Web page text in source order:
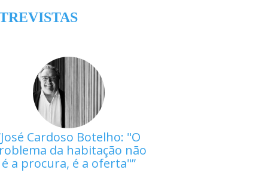
José Cardoso Botelho: "O
da habitação não
é a procura, é a oferta"